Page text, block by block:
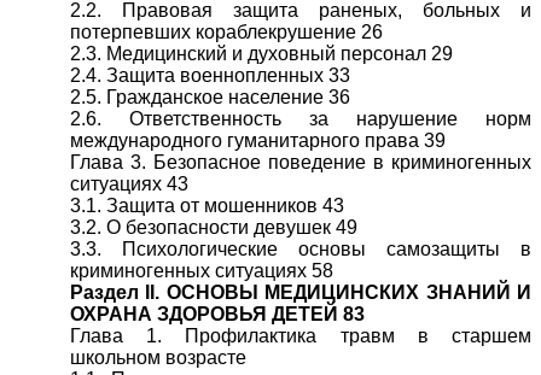
2.2. Правовая защита раненых, больных и
потерпевших кораблекрушение 26
2.3. Медицинский и духовный персонал 29
2.4. Защита военнопленных 33
2.5. Гражданское население 36
2.6. Ответственность за нарушение норм
международного гуманитарного права 39
Глава 3. Безопасное поведение в криминогенных
ситуациях 43
3.1. Защита от мошенников 43
3.2. О безопасности девушек 49
3.3. Психологические основы самозащиты в
криминогенных ситуациях 58
Раздел II. ОСНОВЫ МЕДИЦИНСКИХ ЗНАНИЙ И
ОХРАНА ЗДОРОВЬЯ ДЕТЕЙ 83
Глава 1. Профилактика травм в старшем
школьном возрасте